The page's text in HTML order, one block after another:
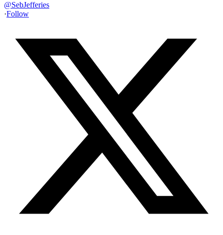
@SebJefferies
·Follow